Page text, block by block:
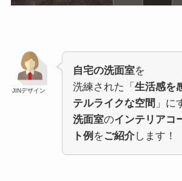
JINデザイン
自宅の洗面室を
洗練された「 生活感を
テルライクな空間 」に
洗面室のインテリアコ
ト例 をご紹介します！